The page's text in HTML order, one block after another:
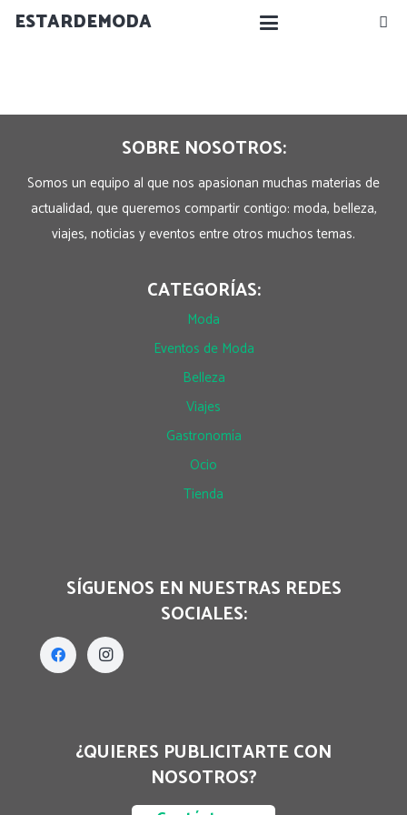
ESTARDEMODA
SOBRE NOSOTROS:
Somos un equipo al que nos apasionan muchas materias de
actualidad, que queremos compartir contigo: moda, belleza,
viajes, noticias y eventos entre otros muchos temas.
CATEGORÍAS:
Moda
Eventos de Moda
Belleza
Viajes
Gastronomía
Ocio
Tienda
SÍGUENOS EN NUESTRAS REDES
SOCIALES:
¿QUIERES PUBLICITARTE CON
NOSOTROS?